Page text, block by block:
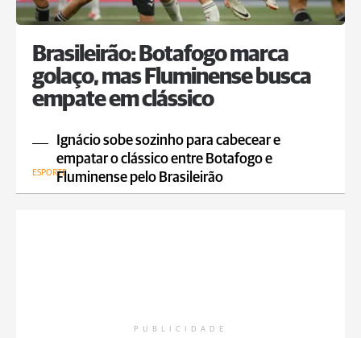
Brasileirão: Botafogo marca
golaço, mas Fluminense busca
empate em clássico
Ignácio sobe sozinho para cabecear e
empatar o clássico entre Botafogo e
Fluminense pelo Brasileirão
ESPORTE
PUBLICIDADE